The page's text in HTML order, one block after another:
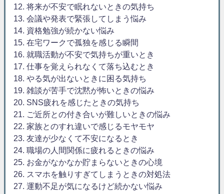
12. 将来が不安で眠れないときの気持ち
13. 会議や発表で緊張してしまう悩み
14. 資格勉強が続かない悩み
15. 在宅ワークで孤独を感じる瞬間
16. 就職活動が不安で気持ちが重いとき
17. 仕事を覚えられなくて落ち込むとき
18. やる気が出ないときに困る気持ち
19. 雑談が苦手で沈黙が怖いときの悩み
20. SNS疲れを感じたときの気持ち
21. ご近所との付き合いが難しいときの悩み
22. 家族とのすれ違いで感じるモヤモヤ
23. 友達が少なくて不安になるとき
24. 職場の人間関係に疲れるときの悩み
25. お金がなかなか貯まらないときの心境
26. スマホを触りすぎてしまうときの対処法
27. 運動不足が気になるけど続かない悩み